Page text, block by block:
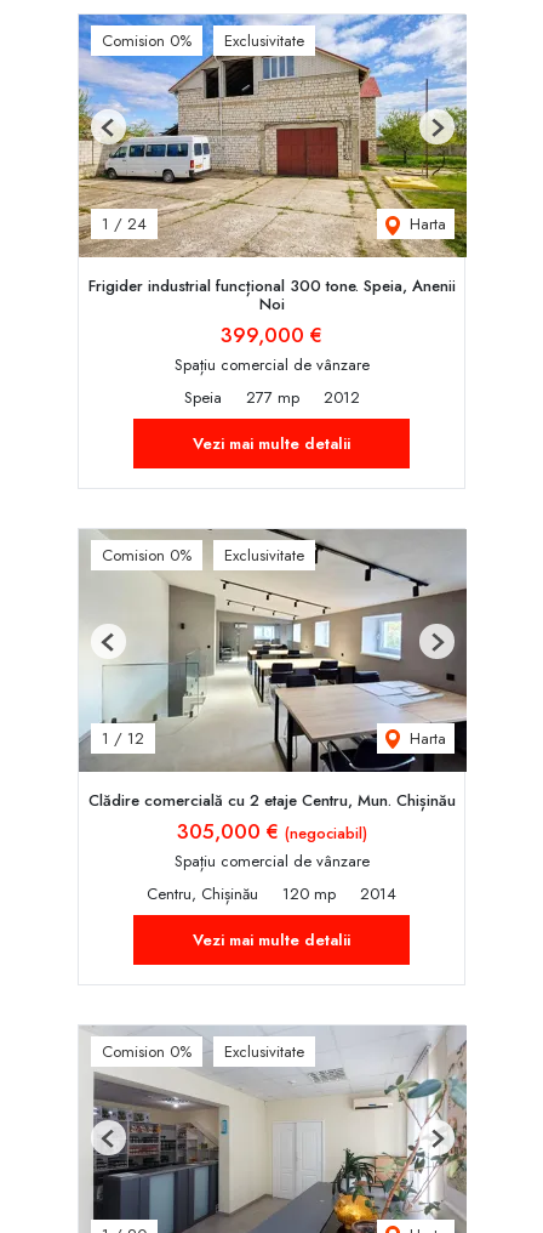
Comision 0% Exclusivitate
1 / 24 Harta
Previous Next
Frigider industrial funcțional 300 tone. Speia, Anenii
Noi
399,000 €
Spațiu comercial de vânzare
Speia
277 mp
2012
Vezi mai multe detalii
Comision 0% Exclusivitate
1 / 12 Harta
Previous Next
Clădire comercială cu 2 etaje Centru, Mun. Chișinău
305,000 € (negociabil)
Spațiu comercial de vânzare
Centru, Chișinău
120 mp
2014
Vezi mai multe detalii
Comision 0% Exclusivitate
Previous Next